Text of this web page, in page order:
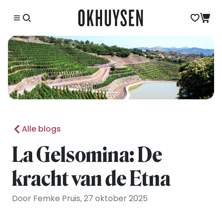
Alle blogs
La Gelsomina: De
kracht van de Etna
Door Femke Pruis, 27 oktober 2025